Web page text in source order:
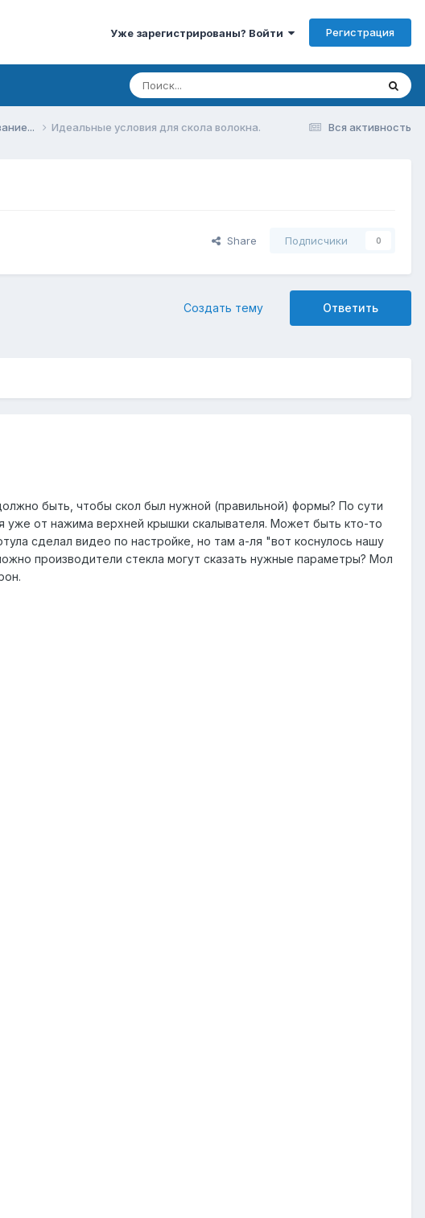
Уже зарегистрированы? Войти Регистрация
Вся активность
Идеальные условия для скола волокна.
Share Подписчики 0
Ответить
Создать тему
быть, чтобы скол был нужной (правильной) формы? По сути
уже от нажима верхней крышки скалывателя. Может быть кто-то
сделал видео по настройке, но там а-ля "вот коснулось нашу
производители стекла могут сказать нужные параметры? Мол